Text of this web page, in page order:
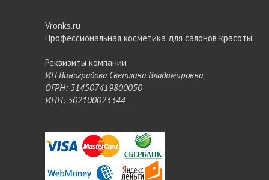
Vronks.ru
Профессиональная косметика для салонов красоты
Реквизиты компании:
ИП Виноградова Светлана Владимировна
ОГРН: 314507419800050
ИНН: 502100023344